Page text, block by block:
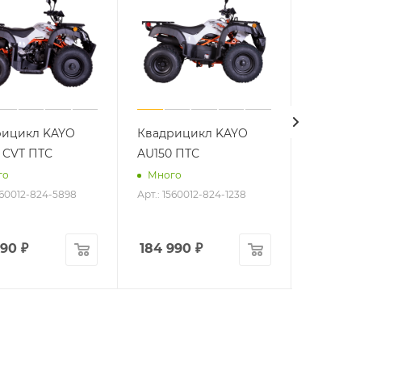
KAYO
CVT ПТС
824-5898
₽
Квадрицикл KAYO
AU150 ПТС
Много
Арт.: 1560012-824-1238
184 990 ₽